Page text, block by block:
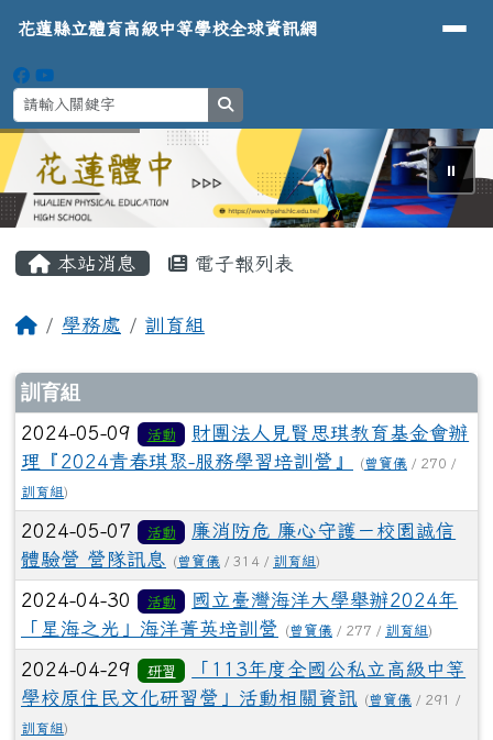
花蓮縣立體育高級中等學校全球資
導覽列
花蓮縣立體育高級中等學校全球資訊網
⏸
本站消息 電子報列表
回首頁
學務處 訓育組
文章列表
訓育組
2024-05-09 活動
財團法人見賢思琪教育基金會辦
理『2024青春琪聚-服務學習培訓營』
(曾寶儀 / 270 /
訓育組)
2024-05-07 活動
廉消防危 廉心守護－校園誠信
體驗營 營隊訊息
(曾寶儀 / 314 / 訓育組)
2024-04-30 活動
國立臺灣海洋大學舉辦2024年
「星海之光」海洋菁英培訓營
(曾寶儀 / 277 / 訓育組)
2024-04-29 研習
「113年度全國公私立高級中等
學校原住民文化研習營」活動相關資訊
(曾寶儀 / 291 /
訓育組)